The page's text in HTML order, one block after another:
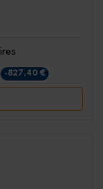
-827,40 €